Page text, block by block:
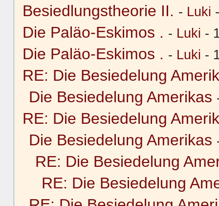
Besiedlungstheorie II. - Luki
Die Paläo-Eskimos . - Luki -
Die Paläo-Eskimos . - Luki -
RE: Die Besiedelung
Die Besiedelung Amerikas
RE: Die Besiedelung
Die Besiedelung Amerikas
RE: Die Besiedelung
RE: Die Besiedelung